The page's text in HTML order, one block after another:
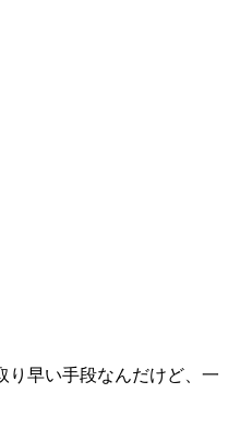
り早い手段なんだけど、一